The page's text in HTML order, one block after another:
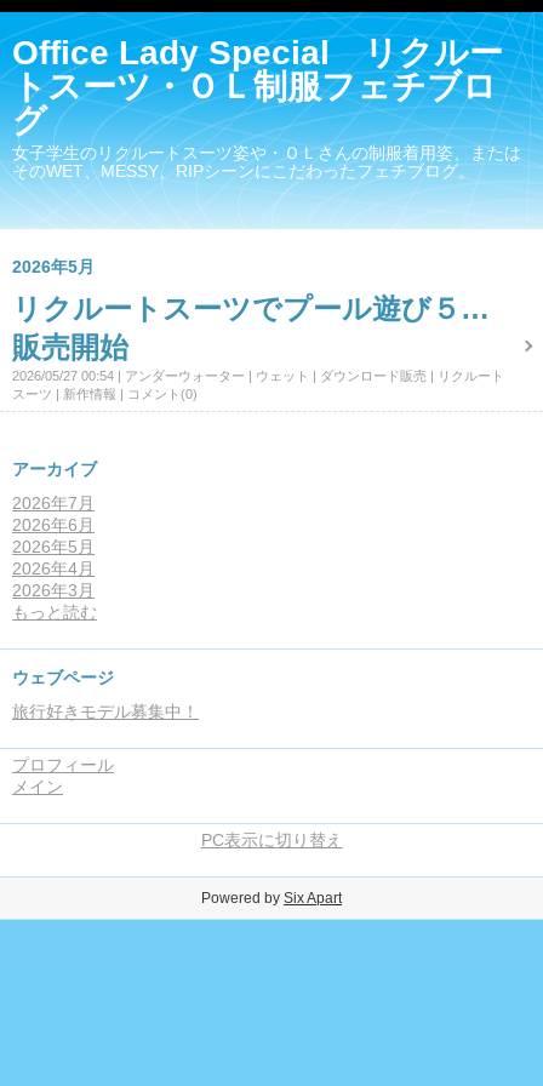
Office Lady Special リクルー
トスーツ・ＯＬ制服フェチブロ
グ
女子学生のリクルートスーツ姿や・ＯＬさんの制服着用姿、または
そのWET、MESSY、RIPシーンにこだわったフェチブログ。
2026年5月
リクルートスーツでプール遊び５…
販売開始
2026/05/27 00:54 アンダーウォーター ウェット ダウンロード販売
リクルート
スーツ
新作情報 コメント(0)
アーカイブ
2026年7月
2026年6月
2026年5月
2026年4月
2026年3月
もっと読む
ウェブページ
旅行好きモデル募集中！
プロフィール
メイン
PC表示に切り替え
Powered by Six Apart